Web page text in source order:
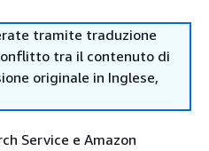
tramite traduzione
tra il contenuto di
originale in Inglese,
Service e Amazon